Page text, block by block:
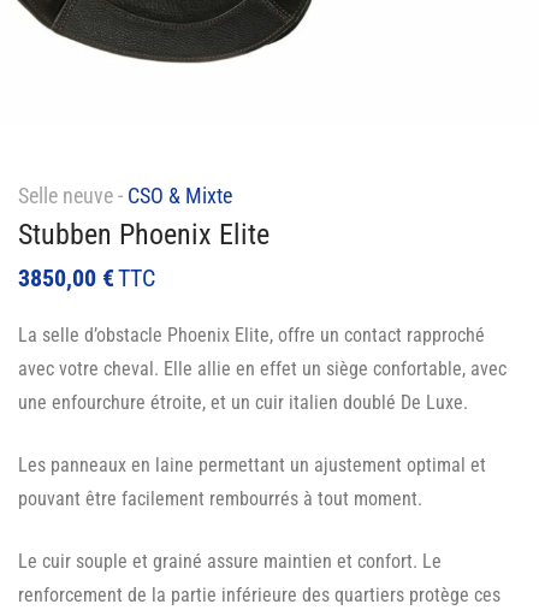
Selle neuve - CSO & Mixte
Stubben Phoenix Elite
3850,00 €TTC
La selle d’obstacle Phoenix Elite, offre un contact rapproché
avec votre cheval. Elle allie en effet un siège confortable, avec
une enfourchure étroite, et un cuir italien doublé De Luxe.
Les panneaux en laine permettant un ajustement optimal et
pouvant être facilement rembourrés à tout moment.
Le cuir souple et grainé assure maintien et confort. Le
renforcement de la partie inférieure des quartiers protège ces